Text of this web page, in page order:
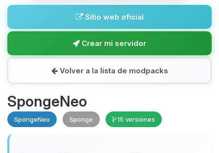
Sitio web oficial
Crear mi servidor
Volver a la lista de modpacks
SpongeNeo
SpongeNeo Sponge 15 versiones